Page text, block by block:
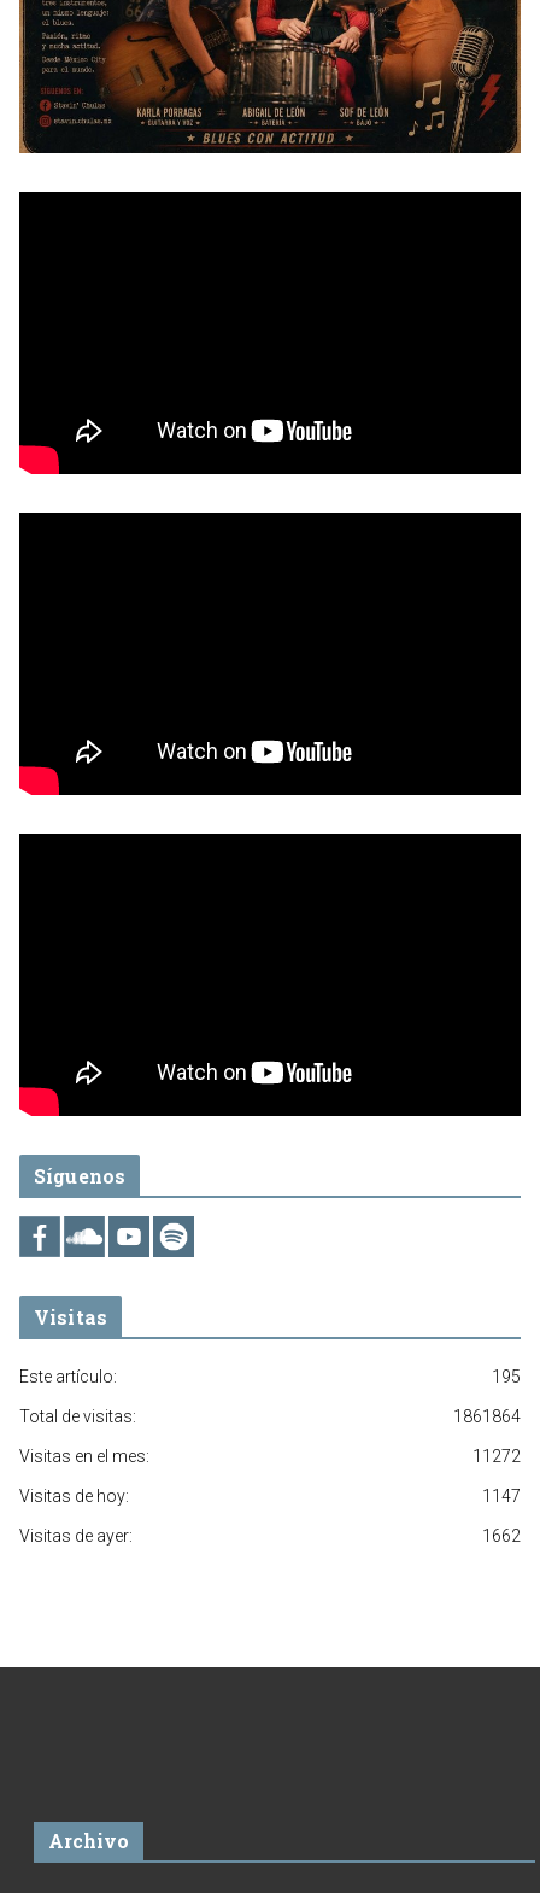
Síguenos
Visitas
195
Este artículo:
1861864
Total de visitas:
11272
Visitas en el mes:
1147
Visitas de hoy:
1662
Visitas de ayer:
Archivo